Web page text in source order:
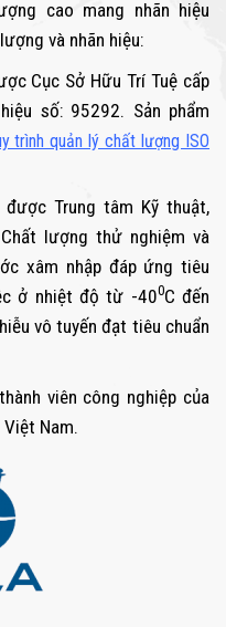
cao mang nhãn hiệu
và nhãn hiệu:
Cục Sở Hữu Trí Tuệ cấp
số: 95292. Sản phẩm
trình quản lý chất lượng ISO
Trung tâm Kỹ thuật,
lượng thử nghiệm và
xâm nhập đáp ứng tiêu
ở nhiệt độ từ -400C đến
vô tuyến đạt tiêu chuẩn
viên công nghiệp của
Nam.